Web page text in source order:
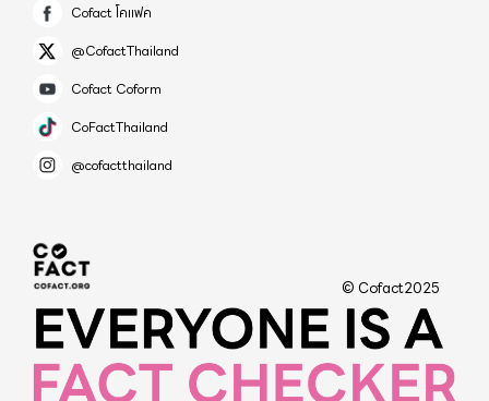
Cofact โคแฟค
@CofactThailand
Cofact Coform
CoFactThailand
@cofactthailand
© Cofact2025